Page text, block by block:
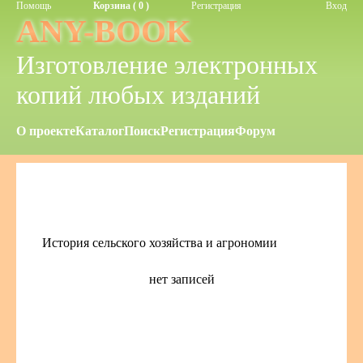
Помощь Корзина ( 0 ) Регистрация Вход
ANY-BOOK
Изготовление электронных
копий любых изданий
О проектеКаталогПоискРегистрацияФорум
История сельского хозяйства и агрономии
нет записей